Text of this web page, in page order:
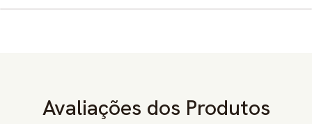
Avaliações dos Produtos